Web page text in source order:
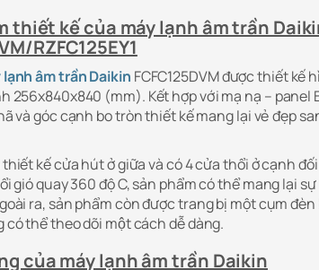
thiết kế của máy lạnh âm trần
RZFC125EY1
lạnh âm trần Daikin FCFC125DVM được thiết kế
256x840x840 (mm). Kết hợp với mạ nạ – panel
và góc cạnh bo tròn thiết kế mang lại vẻ đẹp
kế cửa hút ở giữa và có 4 cửa thổi ở cạnh
gió quay 360 độ C, sản phẩm có thể mang lại
ra, sản phẩm còn được trang bị một cụm
có thể theo dõi một cách dễ dàng.
của máy lạnh âm trần Daikin